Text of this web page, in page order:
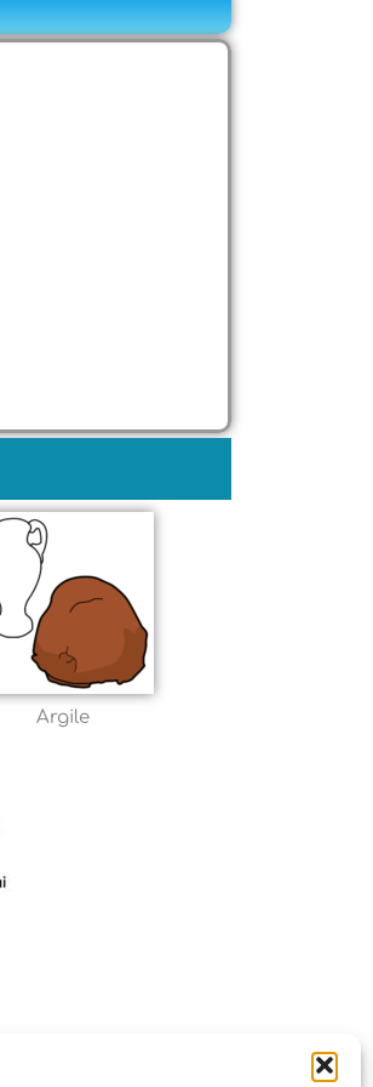
Argile